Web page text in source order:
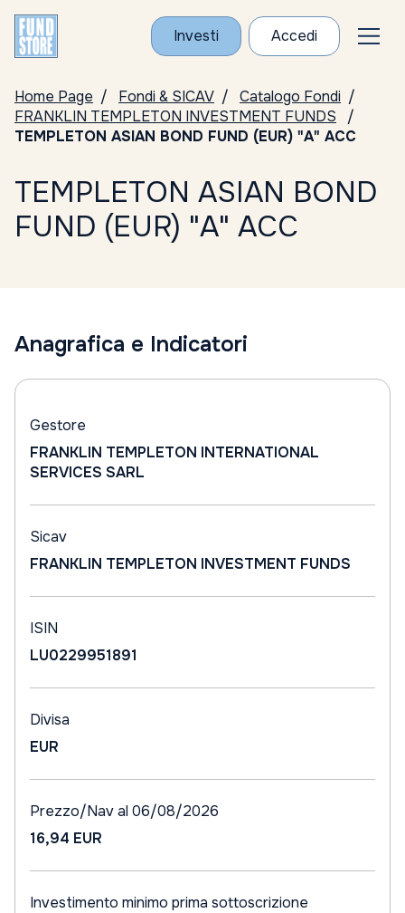
Investi Accedi
Home Page Fondi & SICAV
Catalogo Fondi
FRANKLIN TEMPLETON INVESTMENT FUNDS
TEMPLETON ASIAN BOND FUND (EUR) "A" ACC
TEMPLETON ASIAN BOND
FUND (EUR) "A" ACC
Anagrafica e Indicatori
Gestore
FRANKLIN TEMPLETON INTERNATIONAL
SERVICES SARL
Sicav
FRANKLIN TEMPLETON INVESTMENT FUNDS
ISIN
LU0229951891
Divisa
EUR
Prezzo/Nav al 06/08/2026
16,94 EUR
Investimento minimo prima sottoscrizione